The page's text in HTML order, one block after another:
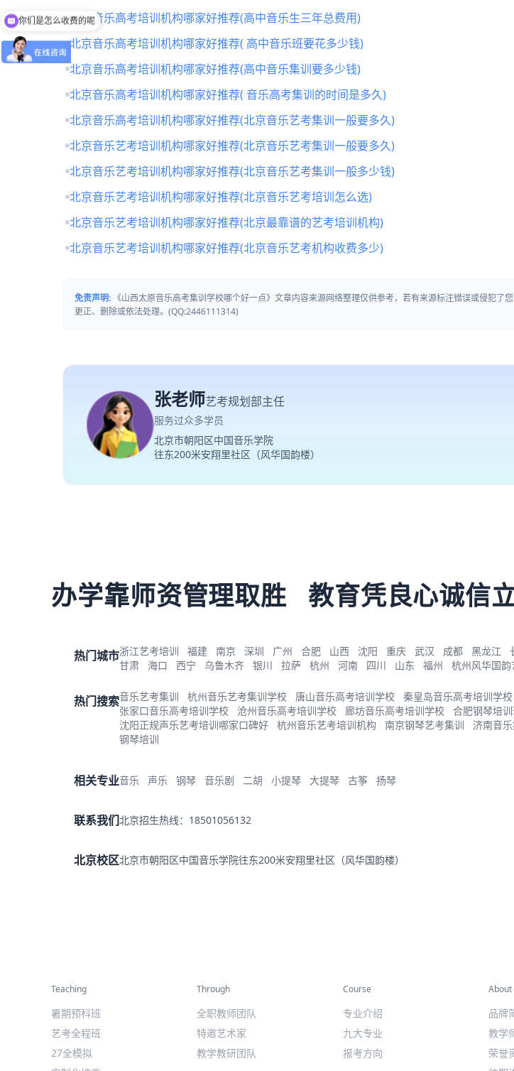
北京音乐高考培训机构哪家好推荐(高中音乐生三年总费用)
北京音乐高考培训机构哪家好推荐( 高中音乐班要花多少钱)
北京音乐高考培训机构哪家好推荐(高中音乐集训要多少钱)
北京音乐高考培训机构哪家好推荐( 音乐高考集训的时间是多久)
北京音乐高考培训机构哪家好推荐(北京音乐艺考集训一般要多久)
北京音乐艺考培训机构哪家好推荐(北京音乐艺考集训一般要多久)
北京音乐艺考培训机构哪家好推荐(北京音乐艺考集训一般多少钱)
北京音乐艺考培训机构哪家好推荐(北京音乐艺考培训怎么选)
北京音乐艺考培训机构哪家好推荐(北京最靠谱的艺考培训机构)
北京音乐艺考培训机构哪家好推荐(北京音乐艺考机构收费多少)
免责声明: 《山西太原音乐高考集训学校哪个好一点》文章内容来源网络整理仅供参考，若有来源标注错误或侵犯了
更正、删除或依法处理。(QQ:2446111314)
张老师艺考规划部主任
服务过众多学员
北京市朝阳区中国音乐学院
往东200米安翔里社区（风华国韵楼）
办学靠师资管理取胜 教育凭良心诚信
热门城市浙江艺考培训 福建 南京 深圳 广州 合肥 山西 沈阳 重庆 武汉 成都 黑龙江
甘肃
海口 西宁 乌鲁木齐 银川 拉萨 杭州 河南 四川 山东 福州 杭州风华国
热门搜索音乐艺考集训 杭州音乐艺考集训学校 唐山音乐高考培训学校 秦皇岛音乐高考培训学校
张家口音乐高考培训学校
沧州音乐高考培训学校 廊坊音乐高考培训学校 合肥钢琴培
沈阳正规声乐艺考培训哪家口碑好
杭州音乐艺考培训机构 南京钢琴艺考集训 济南音
钢琴培训
相关专业音乐 声乐 钢琴 音乐剧 二胡 小提琴 大提琴 古筝 扬琴
联系我们北京招生热线：18501056132
北京校区北京市朝阳区中国音乐学院往东200米安翔里社区（风华国韵楼）
Teaching
暑期预科班
艺考全程班
27全模拟
Through
全职教师团队
特邀艺术家
教学教研团队
Course
专业介绍
九大专业
报考方向
About
品牌
教学
荣誉
你们是怎么收费的呢